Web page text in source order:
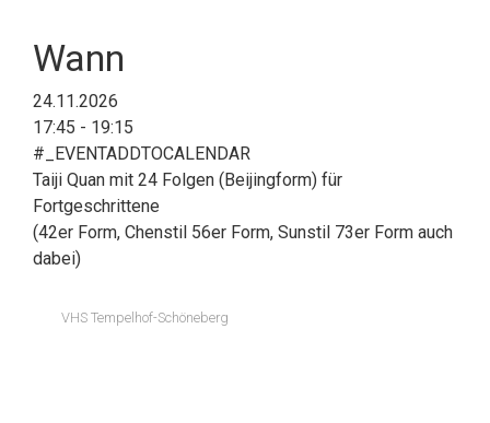
Wann
24.11.2026
17:45 - 19:15
#_EVENTADDTOCALENDAR
Taiji Quan mit 24 Folgen (Beijingform) für
Fortgeschrittene
(42er Form, Chenstil 56er Form, Sunstil 73er Form auch
dabei)
VHS Tempelhof-Schöneberg